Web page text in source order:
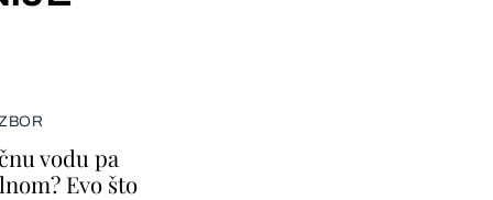
vodu pa
Evo što